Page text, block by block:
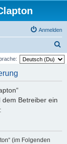
Anmelden
u
dem Betreiber ein
(im Folgenden